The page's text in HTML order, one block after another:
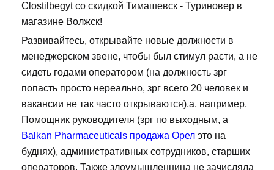
Clostilbegyt со скидкой Тимашевск - Туриновер в
магазине Волжск!
Развивайтесь, открывайте новые должности в
менеджерском звене, чтобы был стимул расти, а не
сидеть годами оператором (на должность зрг
попасть просто нереально, зрг всего 20 человек и
вакансии не так часто открываются),а, например,
Помощник руководителя (зрг по выходным, а
Balkan Pharmaceuticals продажа Орел это на
буднях), административных сотрудников, старших
операторов. Также злоумышленница не зачисляла